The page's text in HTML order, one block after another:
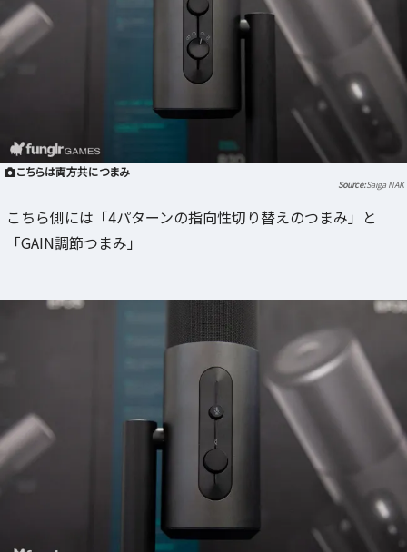
こちらは両方共につまみ
Saiga NAK
こちら側には「4パターンの指向性切り替えのつまみ」と
「GAIN調節つまみ」